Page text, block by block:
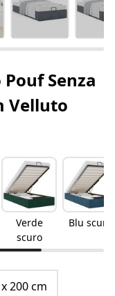
Senza
Velluto
Verde
scuro
Blu scuro
200 cm